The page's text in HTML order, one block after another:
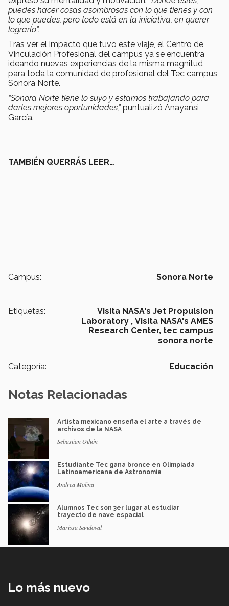
puedes hacer cosas asombrosas con lo que tienes y con
lo que puedes, pero todo está en la iniciativa, en querer
lograrlo”.
Tras ver el impacto que tuvo este viaje, el Centro de
Vinculación Profesional del campus ya se encuentra
ideando nuevas experiencias de la misma magnitud
para toda la comunidad de profesional del Tec campus
Sonora Norte.
“Sonora Norte tiene lo suyo y estamos trabajando para
darles mejores oportunidades,”puntualizó Anayansi
García.
TAMBIÉN QUERRÁS LEER…
Campus: Sonora Norte
Etiquetas:
Visita NASA's Jet Propulsion
Laboratory , Visita NASA's AMES
Research Center, tec campus
sonora norte
Categoría: Educación
Notas Relacionadas
Artista mexicano enseña el arte a través de
archivos de la NASA
Sebastian Othón
Estudiante Tec gana bronce en Olimpiada
Latinoamericana de Astronomía
Andrea Molina
Alumnos Tec son 3er lugar al estudiar
trayecto de nave espacial
Marissa Sandoval
Lo más nuevo